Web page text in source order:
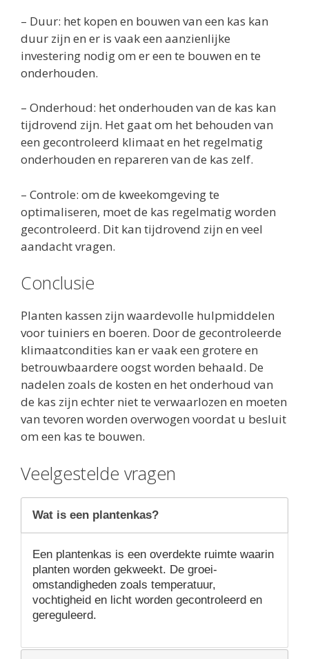
– Duur: het kopen en bouwen van een kas kan
duur zijn en er is vaak een aanzienlijke
investering nodig om er een te bouwen en te
onderhouden.
– Onderhoud: het onderhouden van de kas kan
tijdrovend zijn. Het gaat om het behouden van
een gecontroleerd klimaat en het regelmatig
onderhouden en repareren van de kas zelf.
– Controle: om de kweekomgeving te
optimaliseren, moet de kas regelmatig worden
gecontroleerd. Dit kan tijdrovend zijn en veel
aandacht vragen.
Conclusie
Planten kassen zijn waardevolle hulpmiddelen
voor tuiniers en boeren. Door de gecontroleerde
klimaatcondities kan er vaak een grotere en
betrouwbaardere oogst worden behaald. De
nadelen zoals de kosten en het onderhoud van
de kas zijn echter niet te verwaarlozen en moeten
van tevoren worden overwogen voordat u besluit
om een kas te bouwen.
Veelgestelde vragen
Wat is een plantenkas?
Een plantenkas is een overdekte ruimte waarin
planten worden gekweekt. De groei-
omstandigheden zoals temperatuur,
vochtigheid en licht worden gecontroleerd en
gereguleerd.